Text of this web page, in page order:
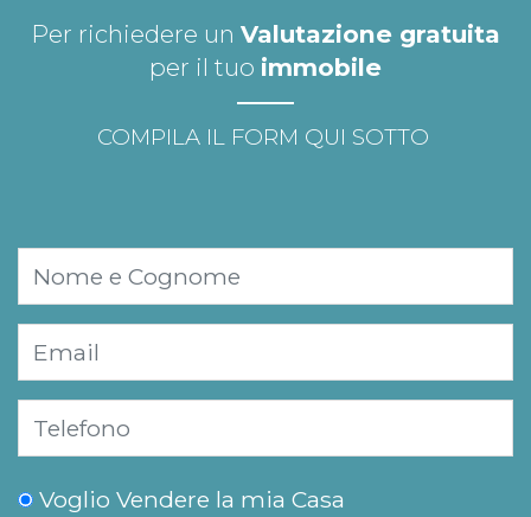
Per richiedere un Valutazione gratuita
per il tuo immobile
COMPILA IL FORM QUI SOTTO
Voglio Vendere la mia Casa